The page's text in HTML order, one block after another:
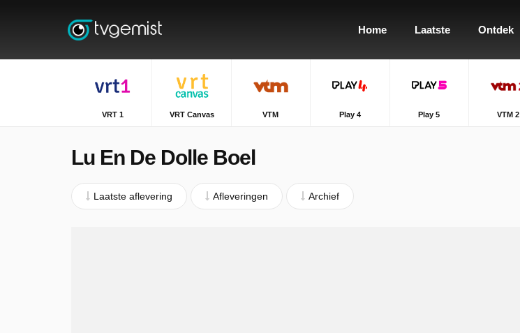
Home Laatste Ontdek
VRT 1 VRT Canvas VTM Play 4 Play 5 VTM 2
Lu En De Dolle Boel
Laatste aflevering Afleveringen Archief